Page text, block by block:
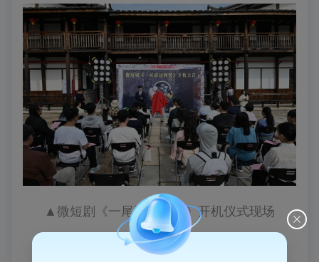
▲ 微短剧《一尾游过闽侯》开机仪式现场
“本次开机地点选在侯官村，也是希望借这